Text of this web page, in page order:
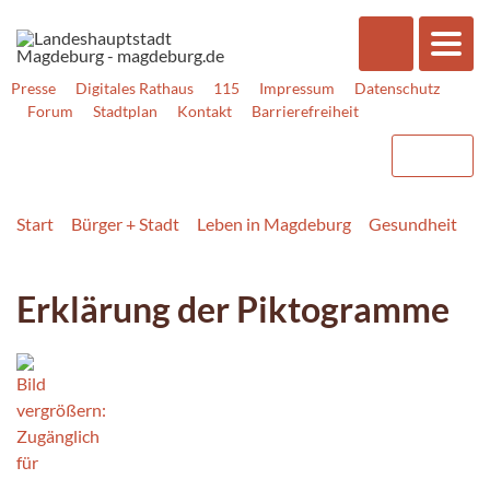
Presse Digitales Rathaus 115 Impressum
Datenschutz
Forum
Stadtplan Kontakt Barrierefreiheit
Start Bürger + Stadt Leben in Magdeburg Gesundheit
Erklärung der Piktogramme